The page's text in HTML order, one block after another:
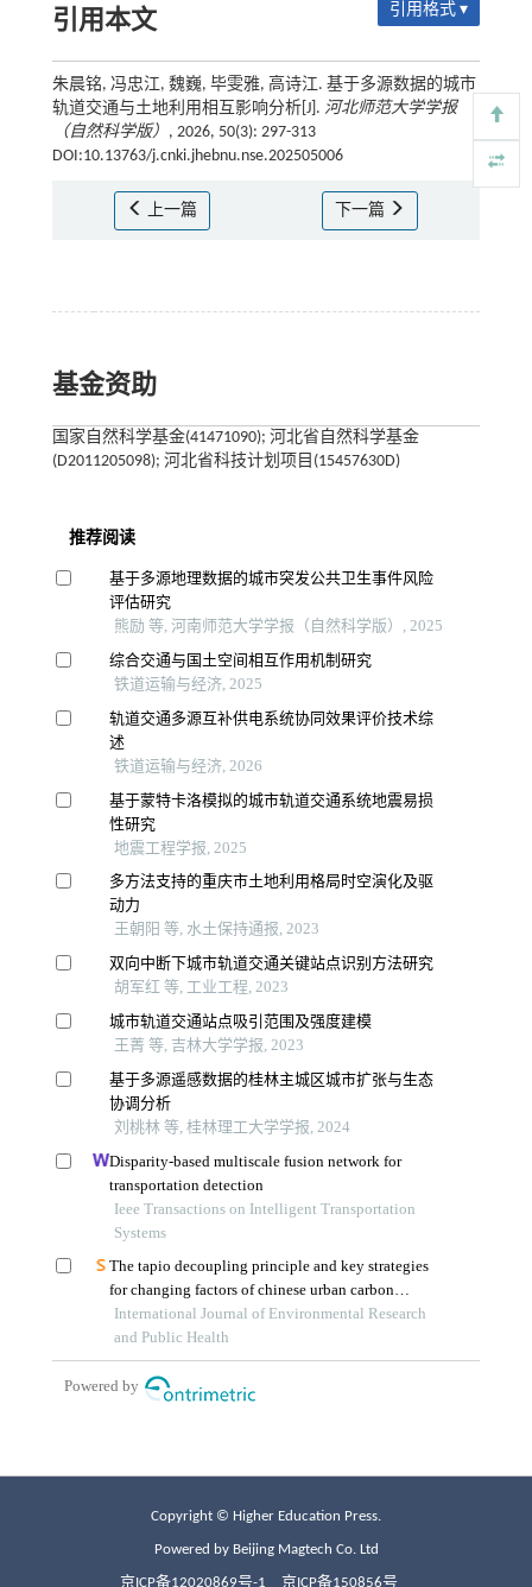
引用本文 引用格式 ▾
朱晨铭, 冯忠江, 魏巍, 毕雯雅, 高诗江. 基于多源数据的城市
轨道交通与土地利用相互影响分析[J]. 河北师范大学学报
（自然科学版） , 2026, 50(3): 297-313
DOI:10.13763/j.cnki.jhebnu.nse.202505006
上一篇 下一篇
基金资助
国家自然科学基金(41471090); 河北省自然科学基金
(D2011205098); 河北省科技计划项目(15457630D)
Copyright © Higher Education Press.
Powered by Beijing Magtech Co. Ltd
京ICP备12020869号-1 京ICP备150856号